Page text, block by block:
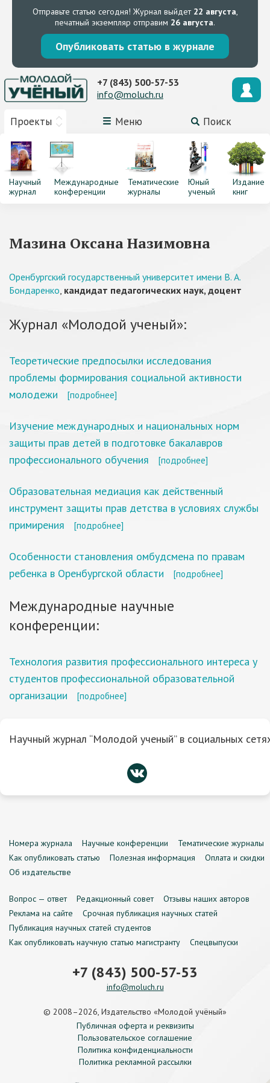
Отправьте статью сегодня! Журнал выйдет 22 августа,
печатный экземпляр отправим 26 августа.
Опубликовать статью в журнале
Проекты Меню Поиск
+7 (843) 500-57-53
info@moluch.ru
Научный
журнал
Международные
конференции
Тематические
журналы
Юный
ученый
Издание
книг
Мазина Оксана Назимовна
Оренбургский государственный университет имени В. А.
Бондаренко, кандидат педагогических наук, доцент
Журнал «Молодой ученый»:
Теоретические предпосылки исследования
проблемы формирования социальной активности
молодежи
[подробнее]
Изучение международных и национальных норм
защиты прав детей в подготовке бакалавров
профессионального обучения
[подробнее]
Образовательная медиация как действенный
инструмент защиты прав детства в условиях службы
примирения
[подробнее]
Особенности становления омбудсмена по правам
ребенка в Оренбургской области
[подробнее]
Международные научные
конференции:
Технология развития профессионального интереса у
студентов профессиональной образовательной
организации
[подробнее]
Научный журнал “Молодой ученый” в социальных
Номера журнала Научные конференции
Тематические журналы
Как опубликовать статью
Полезная информация
Оплата и скидки
Об издательстве
Вопрос — ответ Редакционный совет
Отзывы наших авторов
Реклама на сайте
Срочная публикация научных статей
Публикация научных статей студентов
Как опубликовать научную статью магистранту
Спецвыпуски
+7 (843) 500-57-53
info@moluch.ru
© 2008–2026, Издательство «Молодой учёный»
Публичная оферта и реквизиты
Пользовательское соглашение
Политика конфиденциальности
Политика рекламной рассылки